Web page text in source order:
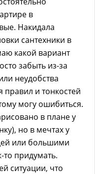
в
Накидала
сантехники в
какой вариант
забыть из-за
неудобства
правил и тонкостей
могу ошибиться.
в плане у
но в мечтах у
или большими
придумать.
ситуации, что